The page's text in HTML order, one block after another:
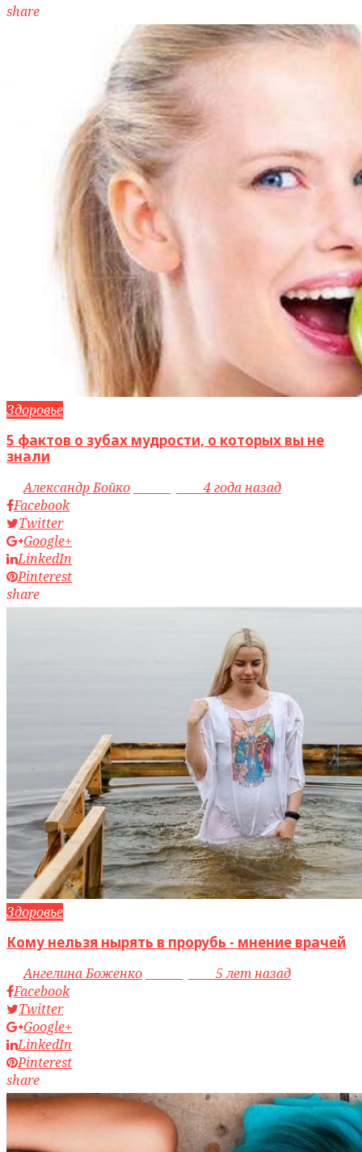
share
Здоровье
5 фактов о зубах мудрости, о которых вы не
знали
byАлександр Бойко
4 года назад
Facebook
Twitter
Google+
LinkedIn
Pinterest
share
Здоровье
Кому нельзя нырять в прорубь - мнение врачей
byАнгелина Боженко
5 лет назад
Facebook
Twitter
Google+
LinkedIn
Pinterest
share